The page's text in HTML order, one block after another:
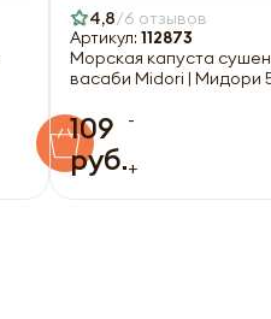
4,8 6 отзывов
Артикул: 112873
Морская капуста
васаби Midori | Мидори
109
руб.
-
+